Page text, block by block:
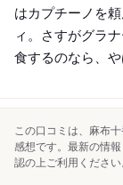
はカプチーノを
ィ。さすがグラ
食するのなら、
この口コミは、麻布
感想です。最新の情
認の上ご利用ください